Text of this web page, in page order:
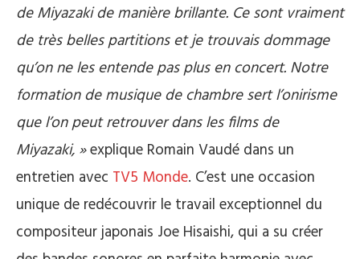
de Miyazaki de manière brillante. Ce sont vraiment
de très belles partitions et je trouvais dommage
qu’on ne les entende pas plus en concert. Notre
formation de musique de chambre sert l’onirisme
que l’on peut retrouver dans les films de
Miyazaki, »explique Romain Vaudé dans un
entretien avec TV5 Monde. C’est une occasion
unique de redécouvrir le travail exceptionnel du
compositeur japonais Joe Hisaishi, qui a su créer